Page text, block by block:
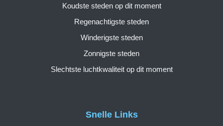
Snelle Links
Koudste steden op dit moment
Regenachtigste steden
Winderigste steden
Zonnigste steden
Slechtste luchtkwaliteit op dit moment